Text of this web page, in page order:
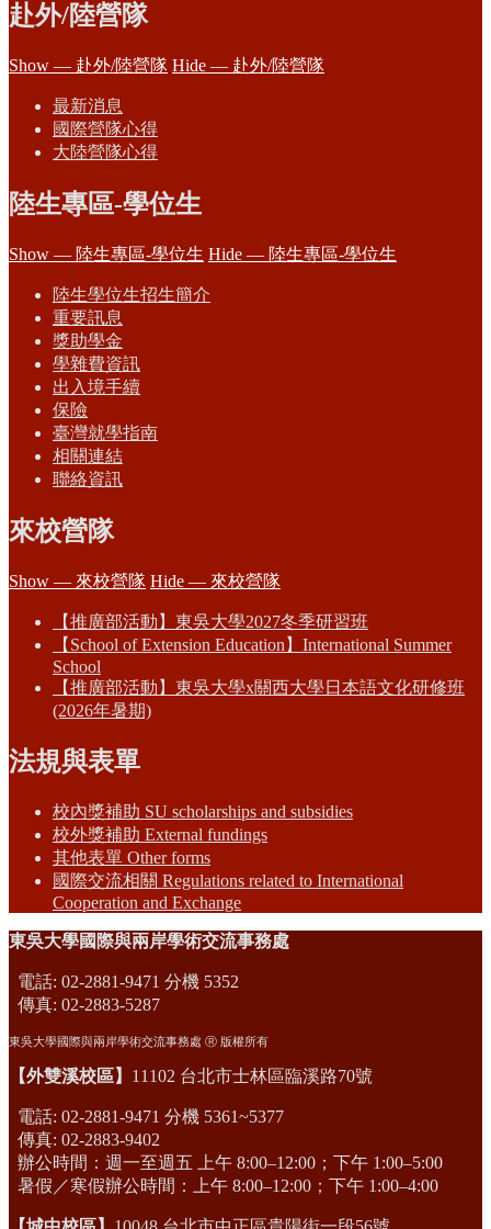
赴外/陸營隊
Show — 赴外/陸營隊 Hide — 赴外/陸營隊
最新消息
國際營隊心得
大陸營隊心得
陸生專區-學位生
Show — 陸生專區-學位生 Hide — 陸生專區-學位生
陸生學位生招生簡介
重要訊息
獎助學金
學雜費資訊
出入境手續
保險
臺灣就學指南
相關連結
聯絡資訊
來校營隊
Show — 來校營隊 Hide — 來校營隊
【推廣部活動】東吳大學2027冬季研習班
【School of Extension Education】International Summer
School
【推廣部活動】東吳大學x關西大學日本語文化研修班
(2026年暑期)
法規與表單
校內獎補助 SU scholarships and subsidies
校外獎補助 External fundings
其他表單 Other forms
國際交流相關 Regulations related to International
Cooperation and Exchange
東吳大學國際與兩岸學術交流事務處
電話: 02-2881-9471 分機 5352
傳真: 02-2883-5287
東吳大學國際與兩岸學術交流事務處 Ⓡ 版權所有
【外雙溪校區】 11102 台北市士林區臨溪路70號
電話: 02-2881-9471 分機 5361~5377
傳真: 02-2883-9402
辦公時間：週一至週五 上午 8:00–12:00；下午 1:00–5:00
暑假／寒假辦公時間：上午 8:00–12:00；下午 1:00–4:00